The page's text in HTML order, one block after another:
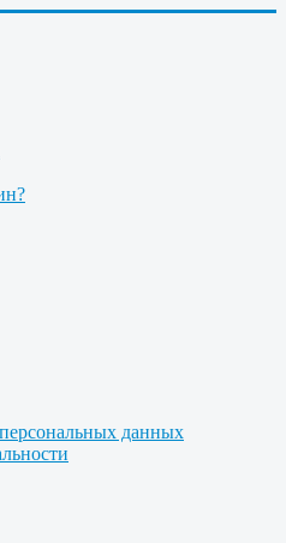
данных